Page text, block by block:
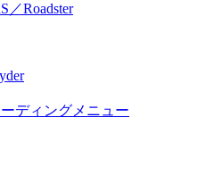
／Roadster
ディングメニュー